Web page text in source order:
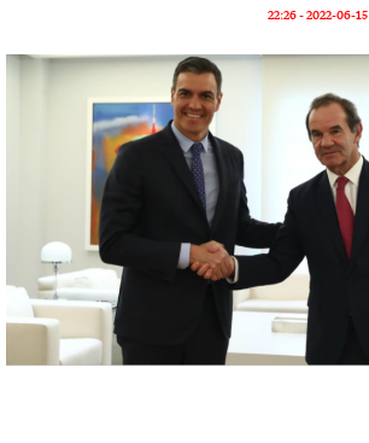
2022-06-15 - 22:26